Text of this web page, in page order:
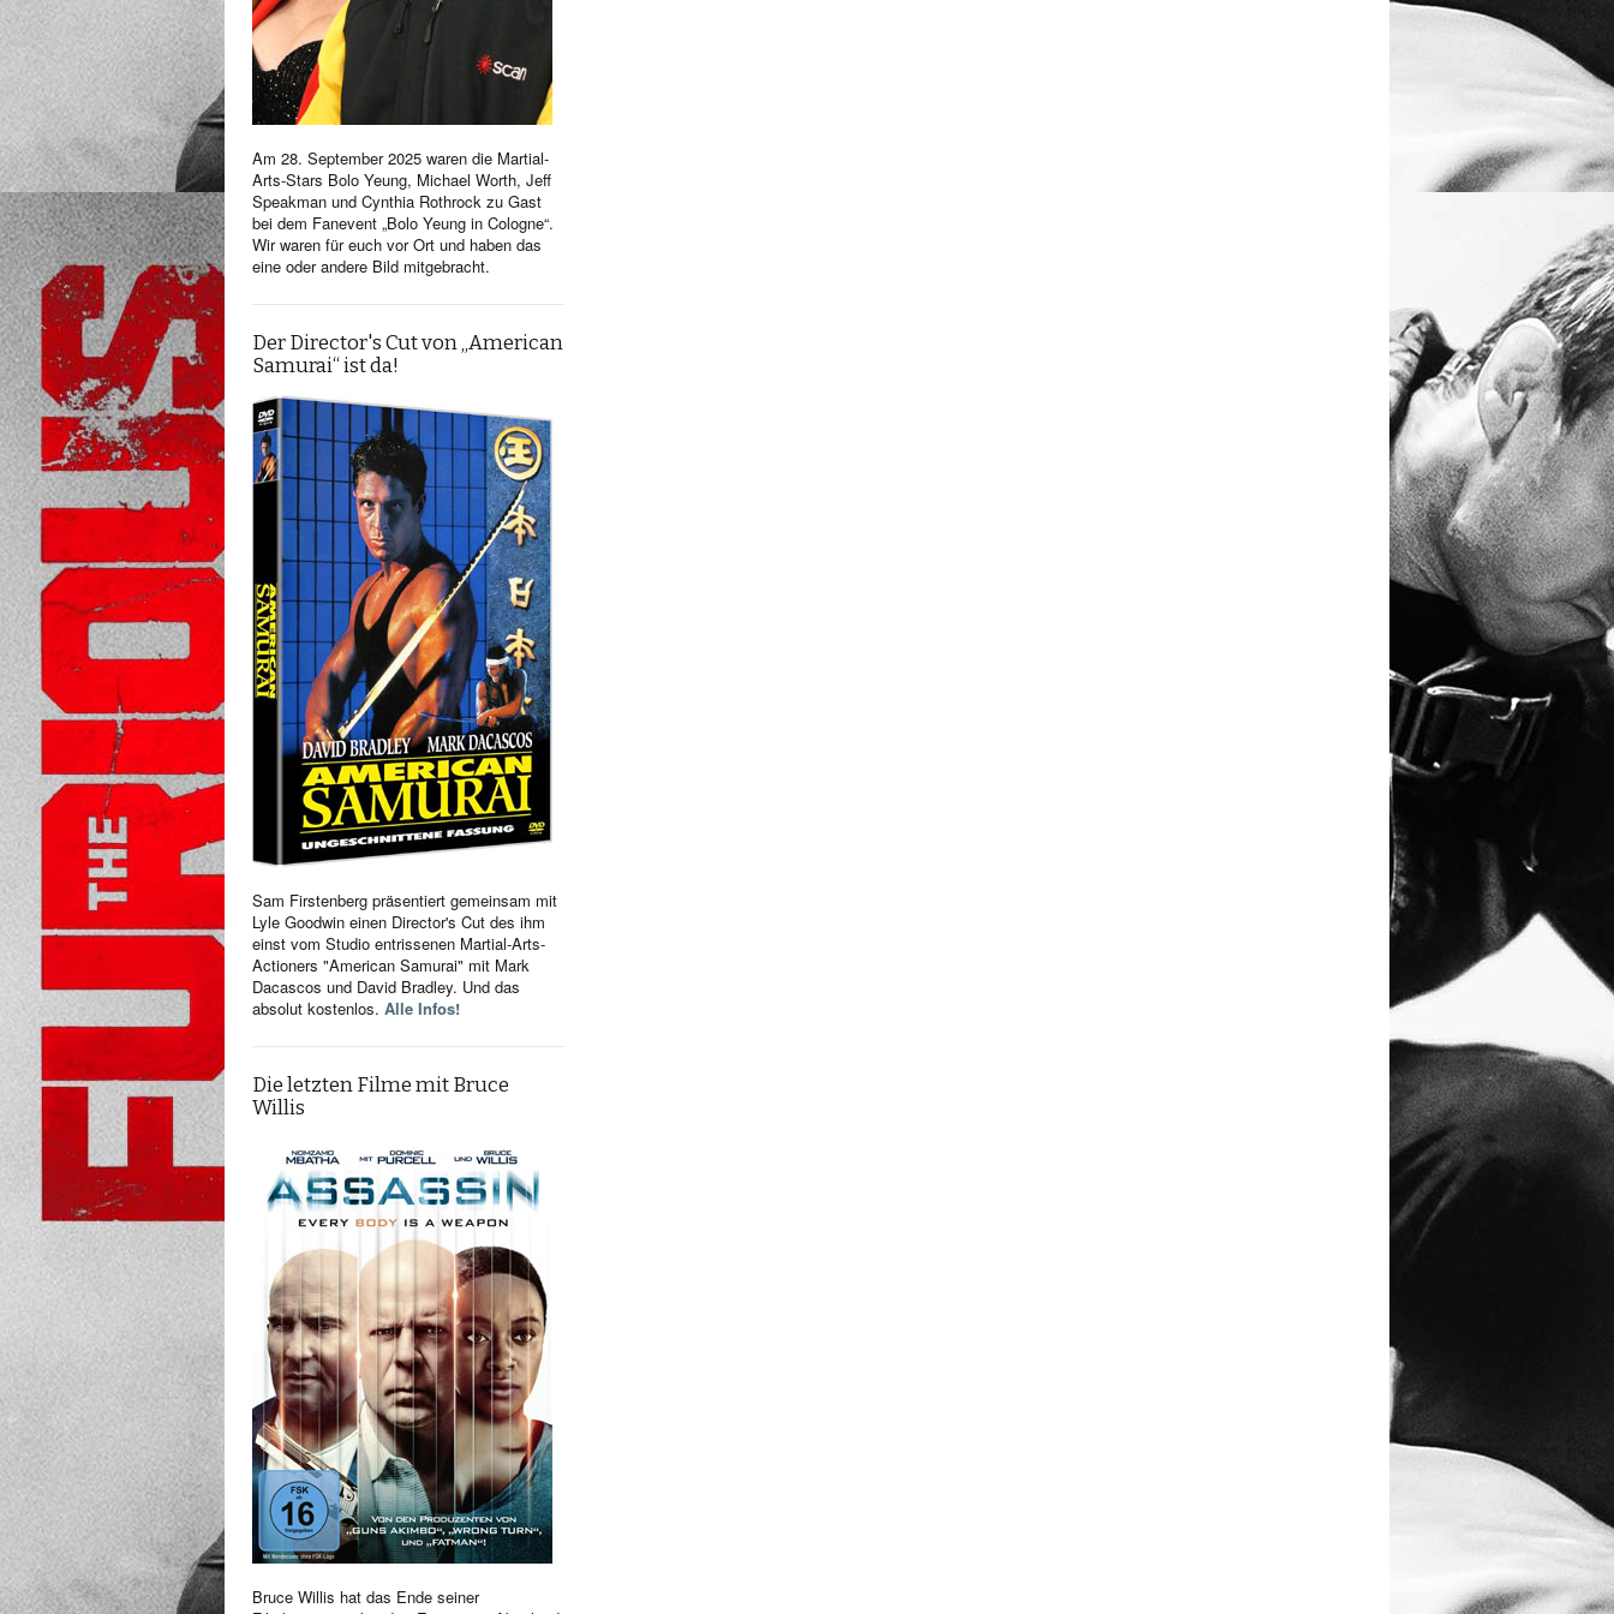
Am 28. September 2025 waren die Martial-
Arts-Stars Bolo Yeung, Michael Worth, Jeff
Speakman und Cynthia Rothrock zu Gast
bei dem Fanevent „Bolo Yeung in Cologne“.
Wir waren für euch vor Ort und haben das
eine oder andere Bild mitgebracht.
Der Director's Cut von „American
Samurai“ ist da!
Sam Firstenberg präsentiert gemeinsam mit
Lyle Goodwin einen Director's Cut des ihm
einst vom Studio entrissenen Martial-Arts-
Actioners "American Samurai" mit Mark
Dacascos und David Bradley. Und das
absolut kostenlos. Alle Infos!
Die letzten Filme mit Bruce
Willis
Bruce Willis hat das Ende seiner